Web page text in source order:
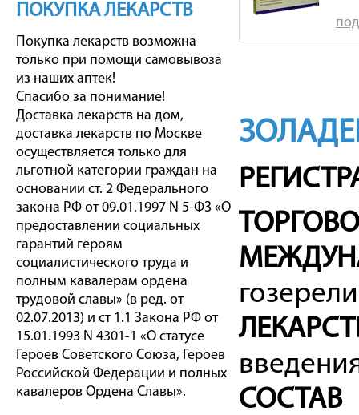
ПОКУПКА ЛЕКАРСТВ
Покупка лекарств возможна
только при помощи самовывоза
из наших аптек!
Спасибо за понимание!
Доставка лекарств на дом,
доставка лекарств по Москве
осуществляется только для
льготной категории граждан на
основании ст. 2 Федерального
закона РФ от 09.01.1997 N 5-ФЗ «О
предоставлении социальных
гарантий героям
социалистического труда и
полным кавалерам ордена
трудовой славы» (в ред. от
02.07.2013) и ст 1.1 Закона РФ от
15.01.1993 N 4301-1 «О статусе
Героев Советского Союза, Героев
Российской Федерации и полных
кавалеров Ордена Славы».
СОСТАВ